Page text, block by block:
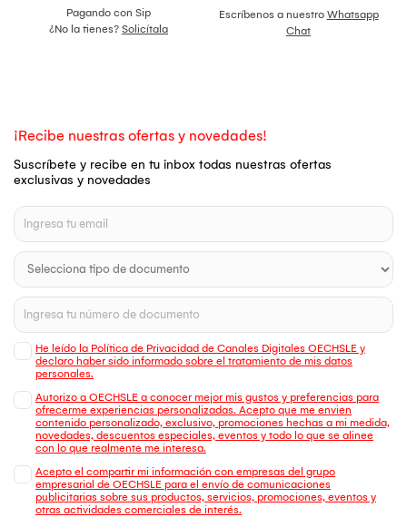
Pagando con Sip
¿No la tienes? Solicítala
Escríbenos a nuestro Whatsapp
Chat
¡Recibe nuestras ofertas y novedades!
Suscríbete y recibe en tu inbox todas nuestras ofertas
exclusivas y novedades
He leído la Política de Privacidad de Canales Digitales OECHSLE y
declaro haber sido informado sobre el tratamiento de mis datos
personales.
Autorizo a OECHSLE a conocer mejor mis gustos y preferencias para
ofrecerme experiencias personalizadas. Acepto que me envien
contenido personalizado, exclusivo, promociones hechas a mi medida,
novedades, descuentos especiales, eventos y todo lo que se alinee
con lo que realmente me interesa.
Acepto el compartir mi información con empresas del grupo
empresarial de OECHSLE para el envío de comunicaciones
publicitarias sobre sus productos, servicios, promociones, eventos y
otras actividades comerciales de interés.